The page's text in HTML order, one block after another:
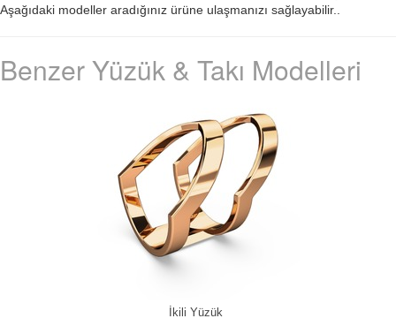
Aşağıdaki modeller aradığınız ürüne ulaşmanızı sağlayabilir..
Benzer Yüzük & Takı Modelleri
İkili Yüzük